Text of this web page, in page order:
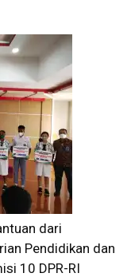
dari
Pendidikan dan
10 DPR-RI